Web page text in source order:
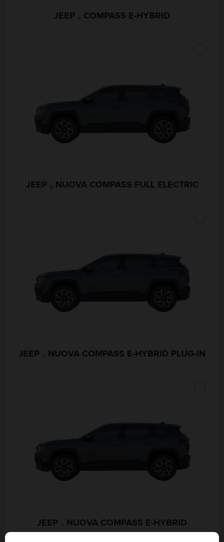
JEEP COMPASS E-HYBRID
JEEP NUOVA COMPASS FULL ELECTRIC
JEEP NUOVA COMPASS E-HYBRID PLUG-IN
JEEP NUOVA COMPASS E-HYBRID